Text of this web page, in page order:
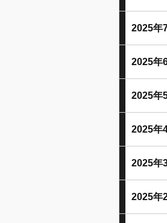
2025年
2025年
2025年
2025年
2025年
2025年